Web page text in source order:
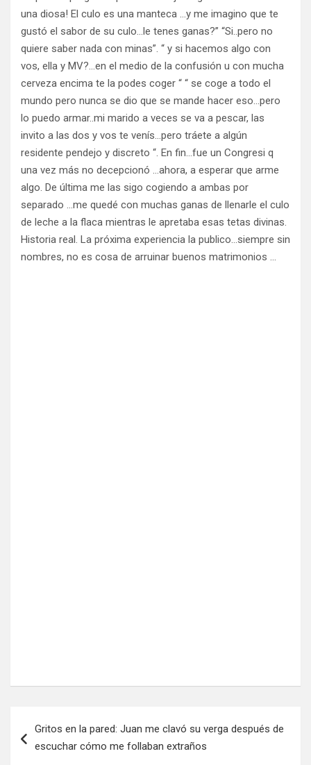
una diosa! El culo es una manteca …y me imagino que te
gustó el sabor de su culo…le tenes ganas?” “Si..pero no
quiere saber nada con minas”. “ y si hacemos algo con
vos, ella y MV?…en el medio de la confusión u con mucha
cerveza encima te la podes coger “ “ se coge a todo el
mundo pero nunca se dio que se mande hacer eso…pero
lo puedo armar..mi marido a veces se va a pescar, las
invito a las dos y vos te venís…pero tráete a algún
residente pendejo y discreto “. En fin…fue un Congresi q
una vez más no decepcionó …ahora, a esperar que arme
algo. De última me las sigo cogiendo a ambas por
separado …me quedé con muchas ganas de llenarle el culo
de leche a la flaca mientras le apretaba esas tetas divinas.
Historia real. La próxima experiencia la publico…siempre sin
nombres, no es cosa de arruinar buenos matrimonios …
de
Gritos en la pared: Juan me clavó su verga después de
escuchar cómo me follaban extraños